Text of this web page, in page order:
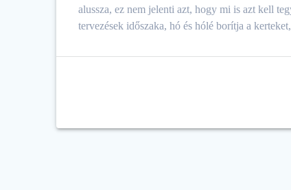
alussza, ez nem jelenti azt, hogy mi is azt kell
tervezések időszaka, hó és hólé borítja a